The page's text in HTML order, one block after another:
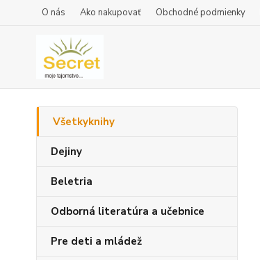
O nás Ako nakupovať Obchodné podmienky
Všetkyknihy
Dejiny
Beletria
Odborná literatúra a učebnice
Pre deti a mládež